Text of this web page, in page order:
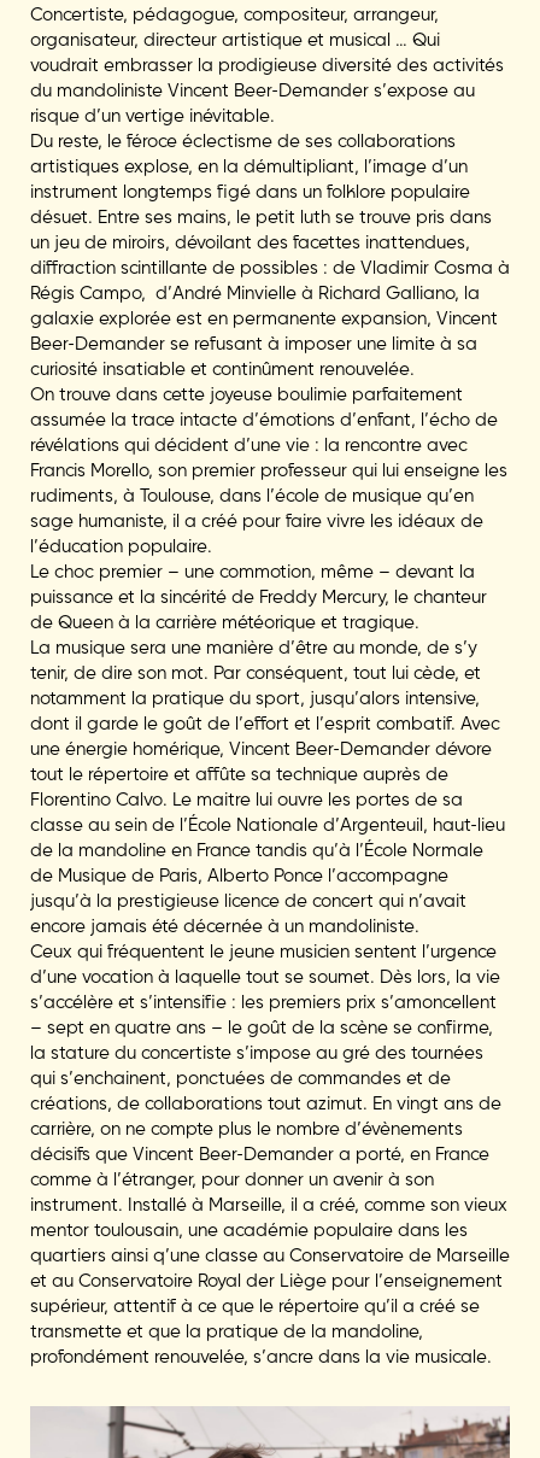
Concertiste, pédagogue, compositeur, arrangeur,
organisateur, directeur artistique et musical … Qui
voudrait embrasser la prodigieuse diversité des activités
du mandoliniste Vincent Beer-Demander s’expose au
risque d’un vertige inévitable.
Du reste, le féroce éclectisme de ses collaborations
artistiques explose, en la démultipliant, l’image d’un
instrument longtemps figé dans un folklore populaire
désuet. Entre ses mains, le petit luth se trouve pris dans
un jeu de miroirs, dévoilant des facettes inattendues,
diffraction scintillante de possibles : de Vladimir Cosma à
Régis Campo, d’André Minvielle à Richard Galliano, la
galaxie explorée est en permanente expansion, Vincent
Beer-Demander se refusant à imposer une limite à sa
curiosité insatiable et continûment renouvelée.
On trouve dans cette joyeuse boulimie parfaitement
assumée la trace intacte d’émotions d’enfant, l’écho de
révélations qui décident d’une vie : la rencontre avec
Francis Morello, son premier professeur qui lui enseigne les
rudiments, à Toulouse, dans l’école de musique qu’en
sage humaniste, il a créé pour faire vivre les idéaux de
l’éducation populaire.
Le choc premier – une commotion, même – devant la
puissance et la sincérité de Freddy Mercury, le chanteur
de Queen à la carrière météorique et tragique.
La musique sera une manière d’être au monde, de s’y
tenir, de dire son mot. Par conséquent, tout lui cède, et
notamment la pratique du sport, jusqu’alors intensive,
dont il garde le goût de l’effort et l’esprit combatif. Avec
une énergie homérique, Vincent Beer-Demander dévore
tout le répertoire et affûte sa technique auprès de
Florentino Calvo. Le maitre lui ouvre les portes de sa
classe au sein de l’École Nationale d’Argenteuil, haut-lieu
de la mandoline en France tandis qu’à l’École Normale
de Musique de Paris, Alberto Ponce l’accompagne
jusqu’à la prestigieuse licence de concert qui n’avait
encore jamais été décernée à un mandoliniste.
Ceux qui fréquentent le jeune musicien sentent l’urgence
d’une vocation à laquelle tout se soumet. Dès lors, la vie
s’accélère et s’intensifie : les premiers prix s’amoncellent
– sept en quatre ans – le goût de la scène se confirme,
la stature du concertiste s’impose au gré des tournées
qui s’enchainent, ponctuées de commandes et de
créations, de collaborations tout azimut. En vingt ans de
carrière, on ne compte plus le nombre d’évènements
décisifs que Vincent Beer-Demander a porté, en France
comme à l’étranger, pour donner un avenir à son
instrument. Installé à Marseille, il a créé, comme son vieux
mentor toulousain, une académie populaire dans les
quartiers ainsi q’une classe au Conservatoire de Marseille
et au Conservatoire Royal der Liège pour l’enseignement
supérieur, attentif à ce que le répertoire qu’il a créé se
transmette et que la pratique de la mandoline,
profondément renouvelée, s’ancre dans la vie musicale.